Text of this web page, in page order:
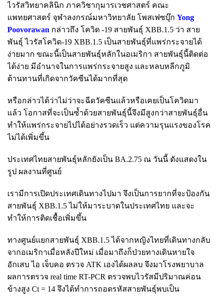
ไวรัสวิทยาคลินิก ภาควิชากุมารเวชศาสตร์ คณะ
แพทยศาสตร์ จุฬาลงกรณ์มหาวิทยาลัย โพสเฟซบุ๊ก Yong
Poovorawan กล่าวถึง โควิด -19 สายพันธุ์ XBB.1.5 ว่า สาย
พันธุ์ ไวรัสโควิด-19 XBB.1.5 เป็นสายพันธุ์ที่แพร่กระจายได้
ง่ายมาก ขณะนี้เป็นสายพันธุ์หลักในอเมริกา สายพันธุ์นี้ติดต่อ
ได้ง่าย มีอำนาจในการแพร่กระจายสูง และหลบหลีกภูมิ
ต้านทานที่เกิดจากวัคซีนได้มากที่สุด
หรือกล่าวได้ว่าไม่ว่าจะฉีดวัคซีนแล้วหรือเคยเป็นโควิดมา
แล้ว โอกาสที่จะเป็นซ้ำด้วยสายพันธุ์นี้จึงมีสูงกว่าสายพันธุ์อื่น
ทำให้แพร่กระจายไปได้อย่างรวดเร็ว แต่ความรุนแรงของโรค
ไม่ได้เพิ่มขึ้น
ประเทศไทยสายพันธุ์หลักยังเป็น BA.2.75 ณ วันนี้ ดังแสดงใน
รูป ผลงานที่ศูนย์
เรามีการเปิดประเทศเดินทางไปมา จึงเป็นการยากที่จะป้องกัน
สายพันธุ์ XBB.1.5 ไม่ให้มาระบาดในประเทศไทย และจะ
ทำให้การติดเชื้อเพิ่มขึ้น
ทางศูนย์แยกสายพันธุ์ XBB.1.5 ได้จากหญิงไทยที่เดินทางกลับ
จากอเมริกาเมื่อหลังปีใหม่ เมื่อมาถึงก็ป่วยทางเดินหายใจ
อักเสบ ไอ เจ็บคอ ตรวจ ATK เองได้ผลลบ จึงมาโรงพยาบาล
ผลการตรวจ real time RT-PCR ตรวจพบไวรัสมีปริมาณค่อน
ข้างสูง Ct = 14 จึงได้ทำการถอดรหัสสายพันธุ์พบเป็น